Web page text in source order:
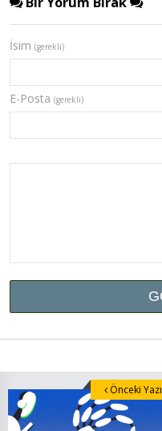
İsim (gerekli)
E-Posta (gerekli)
Önceki Yazı